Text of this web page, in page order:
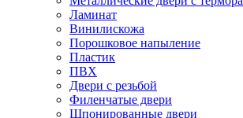
Ламинат
Винилискожа
Порошковое напыление
Пластик
ПВХ
Двери с резьбой
Филенчатые двери
Шпонированные двери